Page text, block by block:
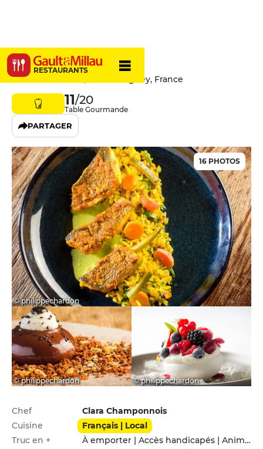
RESTAURANTS
Les Voiliers
1 Rue des Voiliers, 52200 Peigney, France
11/20
Table Gourmande
PARTAGER
© philippechardon
© philippechardon © philippechardon
16 PHOTOS
Infos pratiques
Chef
Clara Champonnois
Cuisine
Français | Local
Truc en +
À emporter | Accès handicapés | Animaux acceptés | Menu enfants